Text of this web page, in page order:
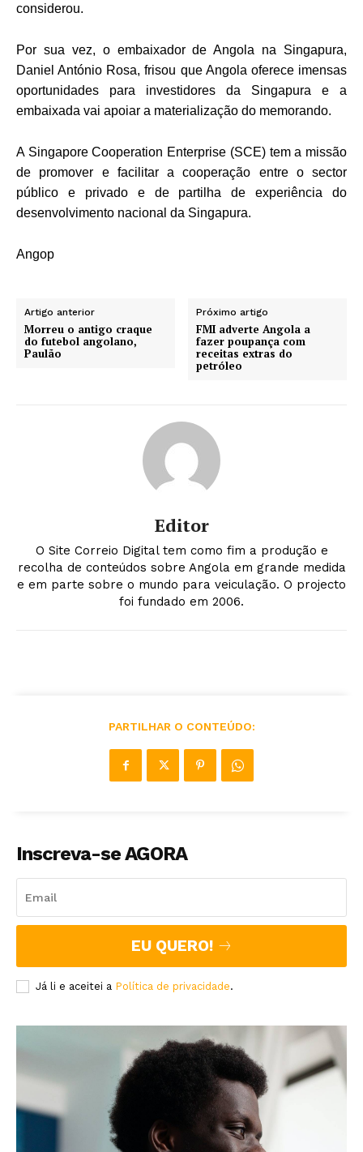
considerou.
Por sua vez, o embaixador de Angola na Singapura,
Daniel António Rosa, frisou que Angola oferece imensas
oportunidades para investidores da Singapura e a
embaixada vai apoiar a materialização do memorando.
A Singapore Cooperation Enterprise (SCE) tem a missão
de promover e facilitar a cooperação entre o sector
público e privado e de partilha de experiência do
desenvolvimento nacional da Singapura.
Angop
Artigo anterior
Morreu o antigo craque
do futebol angolano,
Paulão
Próximo artigo
FMI adverte Angola a
fazer poupança com
receitas extras do
petróleo
Editor
O Site Correio Digital tem como fim a produção e
recolha de conteúdos sobre Angola em grande medida
e em parte sobre o mundo para veiculação. O projecto
foi fundado em 2006.
PARTILHAR O CONTEÚDO:
Inscreva-se AGORA
EU QUERO!
Já li e aceitei a Política de privacidade.